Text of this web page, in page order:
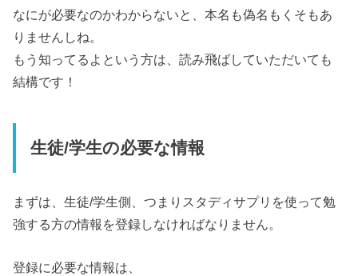
なにが必要なのかわからないと、本名も偽名もくそもあ
りませんしね。
もう知ってるよという方は、読み飛ばしていただいても
結構です！
生徒/学生の必要な情報
まずは、生徒/学生側、つまりスタディサプリを使って勉
強する方の情報を登録しなければなりません。
登録に必要な情報は、